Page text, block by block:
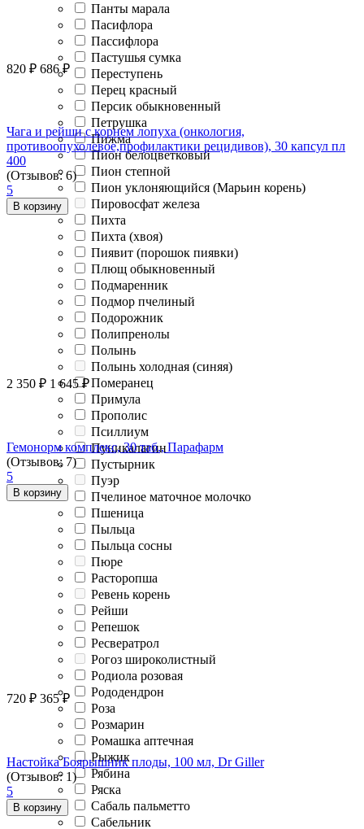
Панты марала
Пасифлора
Пассифлора
Пастушья сумка
Переступень
Перец красный
Персик обыкновенный
Петрушка
Пижма
Пион белоцветковый
Пион степной
Пион уклоняющийся (Марьин корень)
Пировосфат железа
Пихта
Пихта (хвоя)
Пиявит (порошок пиявки)
Плющ обыкновенный
Подмаренник
Подмор пчелиный
Подорожник
Полипренолы
Полынь
Полынь холодная (синяя)
Померанец
Примула
Прополис
Псиллиум
Пуникалагин
Пустырник
Пуэр
Пчелиное маточное молочко
Пшеница
Пыльца
Пыльца сосны
Пюре
Расторопша
Ревень корень
Рейши
Репешок
Ресвератрол
Рогоз широколистный
Родиола розовая
Рододендрон
Роза
Розмарин
Ромашка аптечная
Рыжик
Рябина
Ряска
Сабаль пальметто
Сабельник
820 ₽ 686 ₽
Чага и рейши с корнем лопуха (онкология,
противоопухолевое,профилактики рецидивов), 30 капсул пл
400
(Отзывов: 6)
5
В корзину
2 350 ₽ 1 645 ₽
Гемонорм комплекс, 30 таб., Парафарм
(Отзывов: 7)
5
В корзину
720 ₽ 365 ₽
Настойка Боярышник плоды, 100 мл, Dr Giller
(Отзывов: 1)
5
В корзину